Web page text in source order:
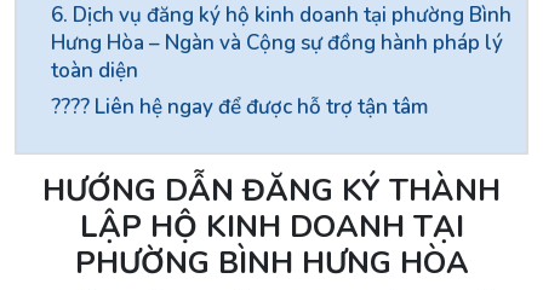
6. Dịch vụ đăng ký hộ kinh doanh tại phường Bình
Hưng Hòa – Ngàn và Cộng sự đồng hành pháp lý
toàn diện
???? Liên hệ ngay để được hỗ trợ tận tâm
HƯỚNG DẪN ĐĂNG KÝ THÀNH
LẬP HỘ KINH DOANH TẠI
PHƯỜNG BÌNH HƯNG HÒA